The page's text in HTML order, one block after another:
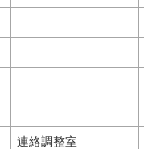
連絡調整室